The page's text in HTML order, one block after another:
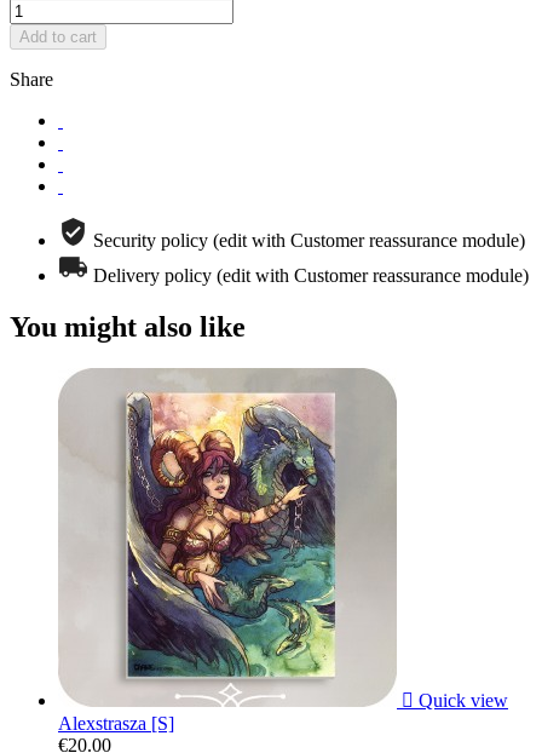
Add to cart
Share
Security policy (edit with Customer reassurance module)
Delivery policy (edit with Customer reassurance module)
You might also like
 Quick view
Alexstrasza [S]
€20.00